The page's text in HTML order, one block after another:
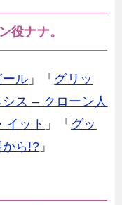
役ナナ。
ル 」「 グリッ
ス – クローン人
イット 」「 グッ
ら!? 」